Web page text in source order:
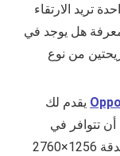
تريد الارتقاء
معرفة هل يوجد في
من نوع
يقدم لك
تتوافر في